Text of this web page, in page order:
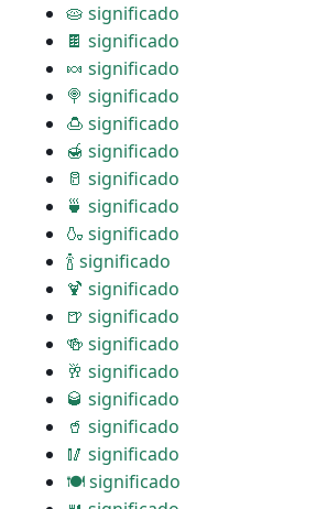
🥧 significado
🍫 significado
🍬 significado
🍭 significado
🍮 significado
🍯 significado
🥛 significado
🍵 significado
🍶 significado
🍾 significado
🍹 significado
🍺 significado
🍻 significado
🥂 significado
🥃 significado
🥤 significado
🥢 significado
🍽 significado